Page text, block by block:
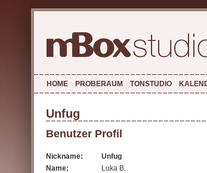
HOME PROBERAUM TONSTUDIO
Unfug
Benutzer Profil
Nickname:
Unfug
Name:
Luka B.